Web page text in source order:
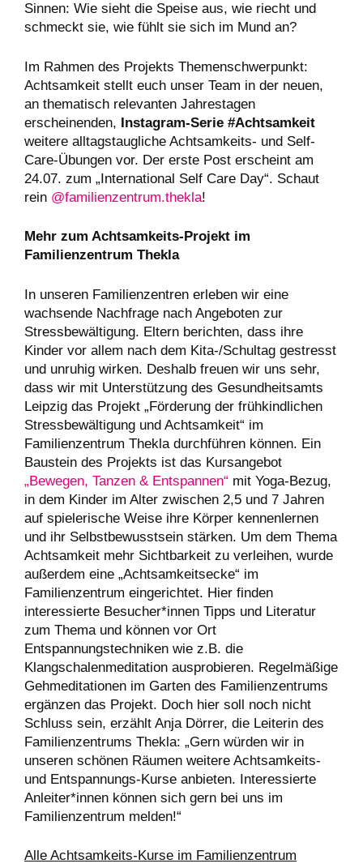
Sinnen: Wie sieht die Speise aus, wie riecht und
schmeckt sie, wie fühlt sie sich im Mund an?
Im Rahmen des Projekts Themenschwerpunkt:
Achtsamkeit stellt euch unser Team in der neuen,
an thematisch relevanten Jahrestagen
erscheinenden, Instagram-Serie #Achtsamkeit
weitere alltagstaugliche Achtsamkeits- und Self-
Care-Übungen vor. Der erste Post erscheint am
24.07. zum „International Self Care Day“. Schaut
rein @familienzentrum.thekla!
Mehr zum Achtsamkeits-Projekt im
Familienzentrum Thekla
In unseren Familienzentren erleben wir eine
wachsende Nachfrage nach Angeboten zur
Stressbewältigung. Eltern berichten, dass ihre
Kinder vor allem nach dem Kita-/Schultag gestresst
und unruhig wirken. Deshalb freuen wir uns sehr,
dass wir mit Unterstützung des Gesundheitsamts
Leipzig das Projekt „Förderung der frühkindlichen
Stressbewältigung und Achtsamkeit“ im
Familienzentrum Thekla durchführen können. Ein
Baustein des Projekts ist das Kursangebot
„Bewegen, Tanzen & Entspannen“ mit Yoga-Bezug,
in dem Kinder im Alter zwischen 2,5 und 7 Jahren
auf spielerische Weise ihre Körper kennenlernen
und ihr Selbstbewusstsein stärken. Um dem Thema
Achtsamkeit mehr Sichtbarkeit zu verleihen, wurde
außerdem eine „Achtsamkeitsecke“ im
Familienzentrum eingerichtet. Hier finden
interessierte Besucher*innen Tipps und Literatur
zum Thema und können vor Ort
Entspannungstechniken wie z.B. die
Klangschalenmeditation ausprobieren. Regelmäßige
Gehmeditationen im Garten des Familienzentrums
ergänzen das Projekt. Doch hier soll noch nicht
Schluss sein, erzählt Anja Dörrer, die Leiterin des
Familienzentrums Thekla: „Gern würden wir in
unseren schönen Räumen weitere Achtsamkeits-
und Entspannungs-Kurse anbieten. Interessierte
Anleiter*innen können sich gern bei uns im
Familienzentrum melden!“
Alle Achtsamkeits-Kurse im Familienzentrum